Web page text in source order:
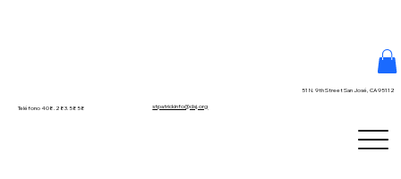
Teléfono 408.283.5858 stpatrickinfo@dsj.org
51 N. 9th Street San José, CA 95112